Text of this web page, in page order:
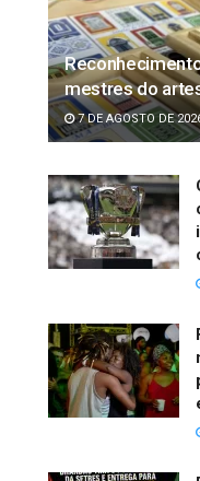
mestres do
7 DE AGOSTO DE